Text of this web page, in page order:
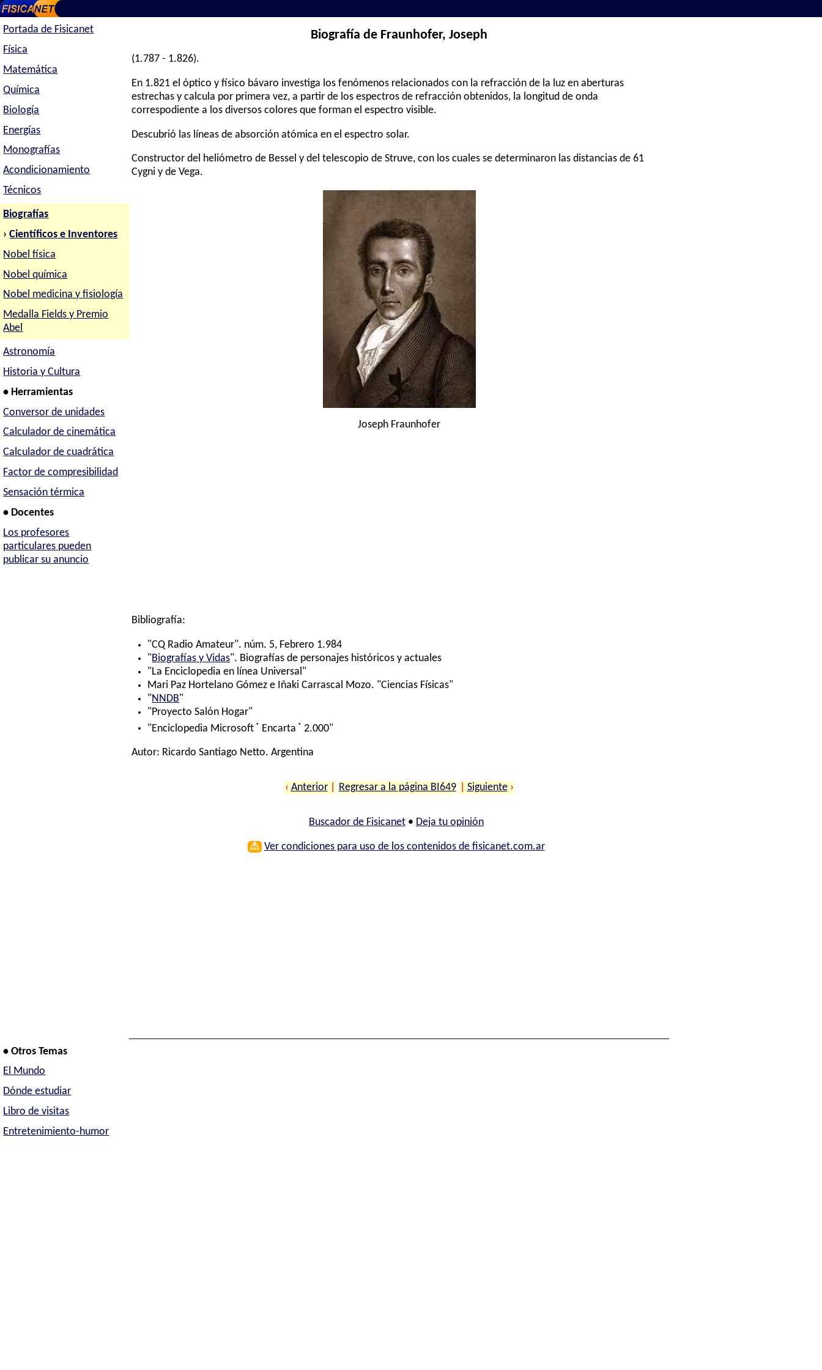
Portada de Fisicanet
Física
Matemática
Química
Biología
Energías
Monografías
Acondicionamiento
Técnicos
Biografías
›Científicos e Inventores
Nobel física
Nobel química
Nobel medicina y fisiología
Medalla Fields y Premio
Abel
Astronomía
Historia y Cultura
• Herramientas
Conversor de unidades
Calculador de cinemática
Calculador de cuadrática
Factor de compresibilidad
Sensación térmica
• Docentes
Los profesores
particulares pueden
publicar su anuncio
Biografía de Fraunhofer, Joseph
(1.787 - 1.826).
En 1.821 el óptico y físico bávaro investiga los fenómenos relacionados con la refracción de la luz en aberturas
estrechas y calcula por primera vez, a partir de los espectros de refracción obtenidos, la longitud de onda
correspodiente a los diversos colores que forman el espectro visible.
Descubrió las líneas de absorción atómica en el espectro solar.
Constructor del heliómetro de Bessel y del telescopio de Struve, con los cuales se determinaron las distancias de 61
Cygni y de Vega.
Joseph Fraunhofer
Bibliografía:
"CQ Radio Amateur". núm. 5, Febrero 1.984
"Biografías y Vidas". Biografías de personajes históricos y actuales
"La Enciclopedia en línea Universal"
Mari Paz Hortelano Gómez e Iñaki Carrascal Mozo. "Ciencias Físicas"
"NNDB"
"Proyecto Salón Hogar"
"Enciclopedia Microsoft® Encarta® 2.000"
Autor: Ricardo Santiago Netto. Argentina
‹ Anterior Regresar a la página BI649 Siguiente ›
Buscador de Fisicanet• Deja tu opinión
⚠ Ver condiciones para uso de los contenidos de fisicanet.com.ar
• Otros Temas
El Mundo
Dónde estudiar
Libro de visitas
Entretenimiento-humor